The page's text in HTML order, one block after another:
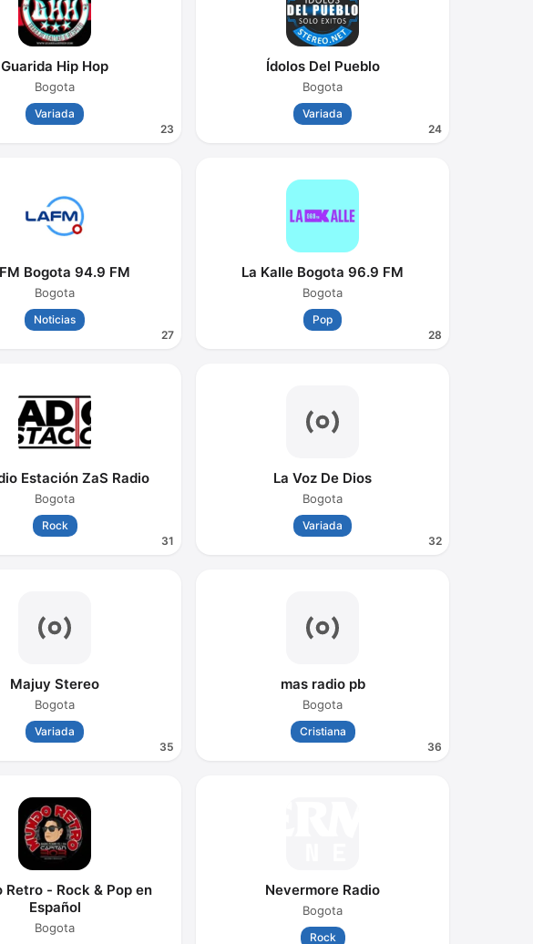
23
Guarida Hip Hop
Bogota
Variada
24
Ídolos Del Pueblo
Bogota
Variada
27
Bogota 94.9 FM
Bogota
Noticias
28
La Kalle Bogota 96.9 FM
Bogota
Pop
31
Estación ZaS Radio
Bogota
Rock
32
La Voz De Dios
Bogota
Variada
35
Majuy Stereo
Bogota
Variada
36
mas radio pb
Bogota
Cristiana
Retro - Rock & Pop en
Español
Bogota
Nevermore Radio
Bogota
Rock